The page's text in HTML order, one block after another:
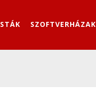
SZOFTVERHÁZAK